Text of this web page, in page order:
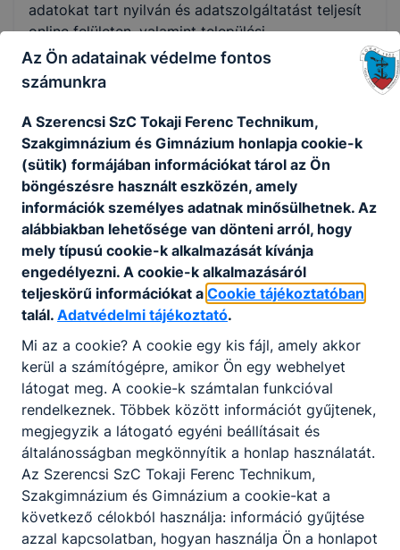
adatokat tart nyilván és adatszolgáltatást teljesít
online felületen, valamint települési
környezetvédelmi programokat készít. Vizsgálja
továbbá a természetvédelemben védett fajokat,
üzemben, laboratóriumban, és terepi körülmények
között végzi. A környezetvédelem olyan
tevékenység, ami által óvjuk és megőrizzük a
természetet, az élővilágot, ebben jelentős szerepe
lehet a környezetvédelmi technikusoknak.
Ajánlott minden ﬁatal számára, aki szeret
emberekkel foglalkozni, szereti a változatos
kihívásokat, ösztönzi a kereskedelem
dinamizmusa, fontos számára a hosszú távú
karrierlehetőség.
KOMPETENCIAELVÁRÁS
Társas és kultúraközi érzékenység, kritikai
gondolkodás, kreatív gondolkodás, csapatmunka,
a környezeti problémák gazdasági, ökológiai és
társadalmi következményei iránti érdeklődés.
A SZAKKÉPZETTSÉGGEL RENDELKEZŐ
Az Ön adatainak védelme fontos
számunkra
A Szerencsi SzC Tokaji Ferenc Technikum,
Szakgimnázium és Gimnázium honlapja cookie-k
(sütik) formájában információkat tárol az Ön
böngészésre használt eszközén, amely
információk személyes adatnak minősülhetnek. Az
alábbiakban lehetősége van dönteni arról, hogy
mely típusú cookie-k alkalmazását kívánja
engedélyezni. A cookie-k alkalmazásáról
teljeskörű információkat a Cookie tájékoztatóban
talál. Adatvédelmi tájékoztató.
Mi az a cookie? A cookie egy kis fájl, amely akkor
kerül a számítógépre, amikor Ön egy webhelyet
látogat meg. A cookie-k számtalan funkcióval
rendelkeznek. Többek között információt gyűjtenek,
megjegyzik a látogató egyéni beállításait és
általánosságban megkönnyítik a honlap használatát.
Az Szerencsi SzC Tokaji Ferenc Technikum,
Szakgimnázium és Gimnázium a cookie-kat a
következő célokból használja: információ gyűjtése
azzal kapcsolatban, hogyan használja Ön a honlapot